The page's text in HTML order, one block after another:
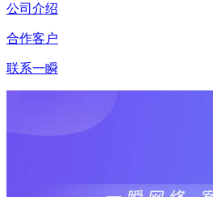
公司介绍
合作客户
联系一瞬